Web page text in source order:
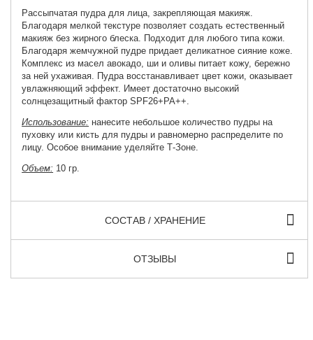
Рассыпчатая пудра для лица, закрепляющая макияж.
Благодаря мелкой текстуре позволяет создать естественный
макияж без жирного блеска. Подходит для любого типа кожи.
Благодаря жемчужной пудре придает деликатное сияние коже.
Комплекс из масел авокадо, ши и оливы питает кожу, бережно
за ней ухаживая. Пудра восстанавливает цвет кожи, оказывает
увлажняющий эффект. Имеет достаточно высокий
солнцезащитный фактор SPF26+PA++.
Использование: нанесите небольшое количество пудры на
пуховку или кисть для пудры и равномерно распределите по
лицу. Особое внимание уделяйте Т-Зоне.
Объем: 10 гр
СОСТАВ / ХРАНЕНИЕ
ОТЗЫВЫ